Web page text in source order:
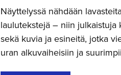
Näyttelyssä nähdään
laulutekstejä – niin
sekä kuvia ja esineitä, jotka
uran alkuvaiheisiin ja